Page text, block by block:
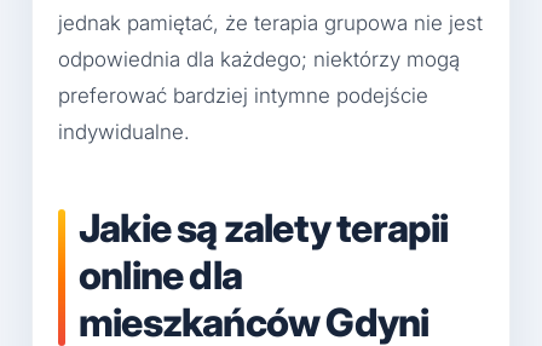
jednak pamiętać, że terapia grupowa nie jest
odpowiednia dla każdego; niektórzy mogą
preferować bardziej intymne podejście
indywidualne.
Jakie są zalety terapii
online dla
mieszkańców Gdyni